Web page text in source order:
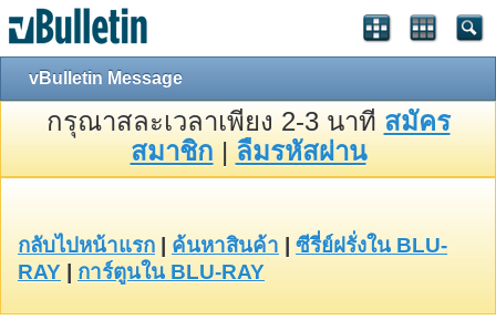
vBulletin Message
กรุณาสละเวลาเพียง 2-3 นาที สมัคร
สมาชิก | ลืมรหัสผ่าน
กลับไปหน้าแรก ค้นหาสินค้า
ซีรี่ย์ฝรั่งใน BLU-
RAY
การ์ตูนใน BLU-RAY